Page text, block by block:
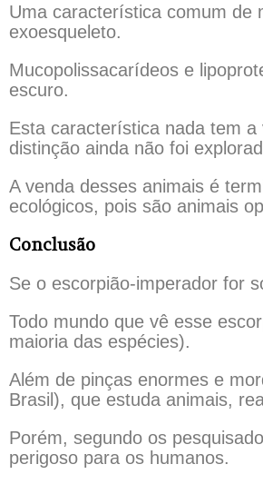
Uma característica comum de
exoesqueleto.
Mucopolissacarídeos e
escuro.
Esta característica nada tem
distinção ainda não foi
A venda desses animais é
ecológicos, pois são animais
Conclusão
Se o escorpião-imperador for
Todo mundo que vê esse
maioria das espécies).
Além de pinças enormes e
Brasil), que estuda animais,
Porém, segundo os
perigoso para os humanos.